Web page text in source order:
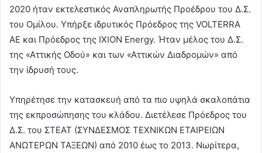
2020 ήταν εκτελεστικός Αναπληρωτής Προέδρου του Δ.Σ.
του Ομίλου. Υπήρξε ιδρυτικός Πρόεδρος της VOLTERRA
AE και Πρόεδρος της IXION Energy. Ήταν μέλος του Δ.Σ.
της «Αττικής Οδού» και των «Αττικών Διαδρομών» από
την ίδρυσή τους.
Υπηρέτησε την κατασκευή από τα πιο υψηλά σκαλοπάτια
της εκπροσώπησης του κλάδου. Διετέλεσε Πρόεδρος του
Δ.Σ. του ΣΤΕΑΤ (ΣΥΝΔΕΣΜΟΣ ΤΕΧΝΙΚΩΝ ΕΤΑΙΡΕΙΩΝ
ΑΝΩΤΕΡΩΝ ΤΑΞΕΩΝ) από 2010 έως το 2013. Νωρίτερα,